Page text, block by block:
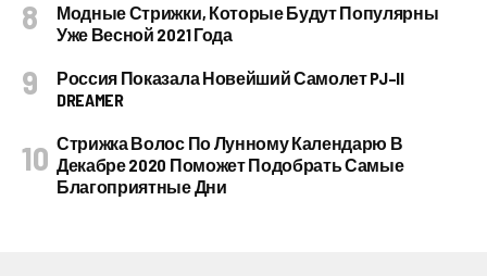
Модные Стрижки, Которые Будут Популярны
Уже Весной 2021 Года
Россия Показала Новейший Самолет PJ–II
DREAMER
Стрижка Волос По Лунному Календарю В
Декабре 2020 Поможет Подобрать Самые
Благоприятные Дни